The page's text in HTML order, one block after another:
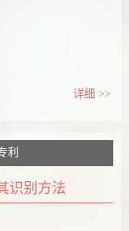
详细 >>
利
识别方法